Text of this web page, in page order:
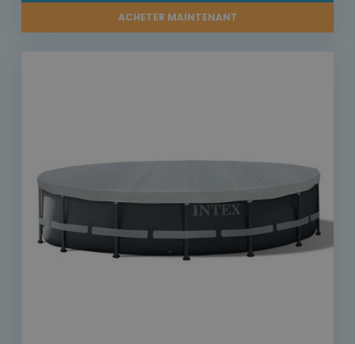
ACHETER MAINTENANT